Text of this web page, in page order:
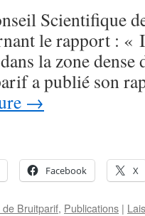
Scientifique
le rapport : «
la zone
a publié son
→
Facebook X
Bruitparif, Publications |